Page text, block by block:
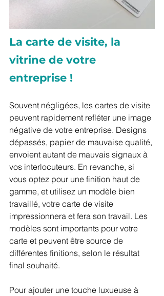
La carte de visite, la
vitrine de votre
entreprise !
Souvent négligées, les cartes de visite
peuvent rapidement refléter une image
négative de votre entreprise. Designs
dépassés, papier de mauvaise qualité,
envoient autant de mauvais signaux à
vos interlocuteurs. En revanche, si
vous optez pour une finition haut de
gamme, et utilisez un modèle bien
travaillé, votre carte de visite
impressionnera et fera son travail. Les
modèles sont importants pour votre
carte et peuvent être source de
différentes finitions, selon le résultat
final souhaité.
Pour ajouter une touche luxueuse à